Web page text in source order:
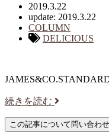
2019.3.22
update: 2019.3.22
COLUMN
DELICIOUS
続きを読む